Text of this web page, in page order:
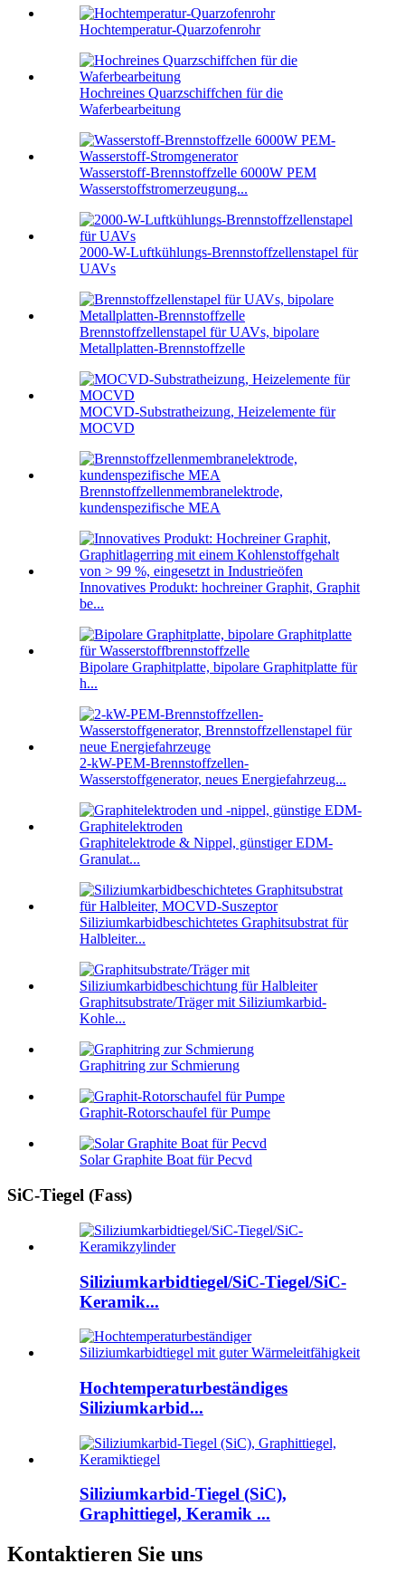
Hochtemperatur-Quarzofenrohr
Hochreines Quarzschiffchen für die
Waferbearbeitung
Wasserstoff-Brennstoffzelle 6000W PEM
Wasserstoffstromerzeugung...
2000-W-Luftkühlungs-Brennstoffzellenstapel für
UAVs
Brennstoffzellenstapel für UAVs, bipolare
Metallplatten-Brennstoffzelle
MOCVD-Substratheizung, Heizelemente für
MOCVD
Brennstoffzellenmembranelektrode,
kundenspezifische MEA
Innovatives Produkt: hochreiner Graphit, Graphit
be...
Bipolare Graphitplatte, bipolare Graphitplatte für
h...
2-kW-PEM-Brennstoffzellen-
Wasserstoffgenerator, neues Energiefahrzeug...
Graphitelektrode & Nippel, günstiger EDM-
Granulat...
Siliziumkarbidbeschichtetes Graphitsubstrat für
Halbleiter...
Graphitsubstrate/Träger mit Siliziumkarbid-
Kohle...
Graphitring zur Schmierung
Graphit-Rotorschaufel für Pumpe
Solar Graphite Boat für Pecvd
SiC-Tiegel (Fass)
Siliziumkarbidtiegel/SiC-Tiegel/SiC-
Keramik...
Hochtemperaturbeständiges
Siliziumkarbid...
Siliziumkarbid-Tiegel (SiC),
Graphittiegel, Keramik ...
Kontaktieren Sie uns